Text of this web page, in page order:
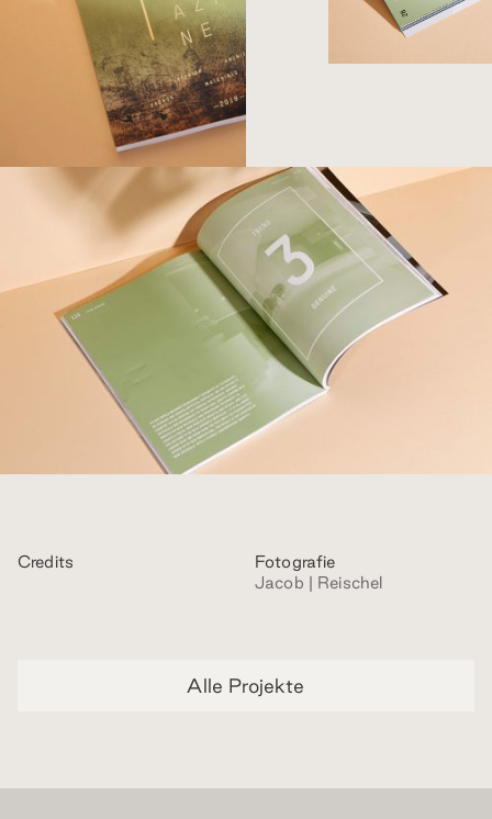
Credits
Fotografie
Jacob | Reischel
Alle Projekte